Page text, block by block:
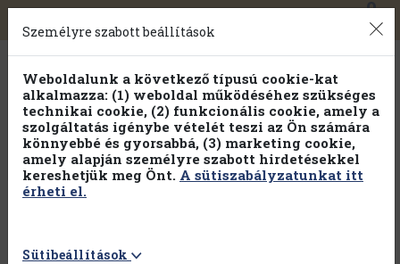
Toggle
navigation
0
Felnőtt tartalom
Elmúlt már 18 éves?
Igen Nem
Személyre szabott beállítások
Weboldalunk a következő típusú cookie-kat
alkalmazza: (1) weboldal működéséhez szükséges
technikai cookie, (2) funkcionális cookie, amely a
szolgáltatás igénybe vételét teszi az Ön számára
könnyebbé és gyorsabbá, (3) marketing cookie,
amely alapján személyre szabott hirdetésekkel
kereshetjük meg Önt. A sütiszabályzatunkat itt
érheti el.
Sütibeállítások